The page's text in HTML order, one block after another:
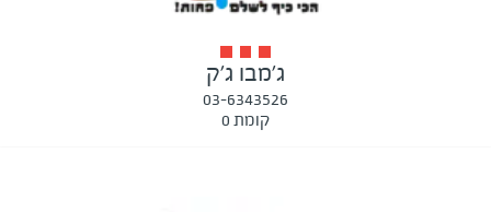
ג'מבו ג'ק
03-6343526
קומת 0